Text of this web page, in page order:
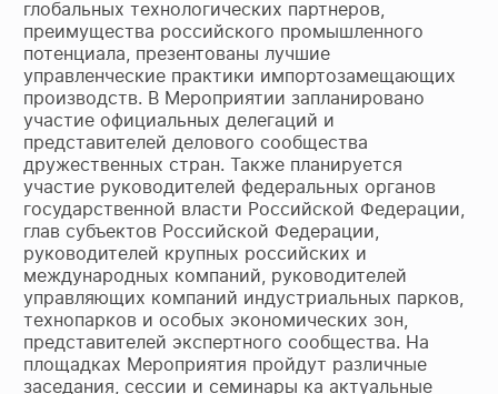
глобальных технологических партнеров,
преимущества российского промышленного
потенциала, презентованы лучшие
управленческие практики импортозамещающих
производств. В Мероприятии запланировано
участие официальных делегаций и
представителей делового сообщества
дружественных стран. Также планируется
участие руководителей федеральных органов
государственной власти Российской Федерации,
глав субъектов Российской Федерации,
руководителей крупных российских и
международных компаний, руководителей
управляющих компаний индустриальных парков,
технопарков и особых экономических зон,
представителей экспертного сообщества. На
площадках Мероприятия пройдут различные
заседания, сессии и семинары ка актуальные